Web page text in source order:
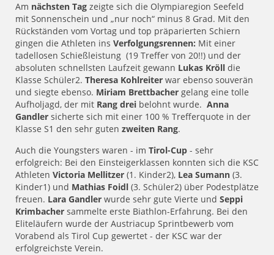
Am nächsten Tag zeigte sich die Olympiaregion Seefeld
mit Sonnenschein und „nur noch“ minus 8 Grad. Mit den
Rückständen vom Vortag und top präparierten Schiern
gingen die Athleten ins Verfolgungsrennen: Mit einer
tadellosen Schießleistung (19 Treffer von 20!!) und der
absoluten schnellsten Laufzeit gewann Lukas Kröll die
Klasse Schüler2. Theresa Kohlreiter war ebenso souverän
und siegte ebenso. Miriam Brettbacher gelang eine tolle
Aufholjagd, der mit Rang drei belohnt wurde. Anna
Gandler sicherte sich mit einer 100 % Trefferquote in der
Klasse S1 den sehr guten zweiten Rang.
Auch die Youngsters waren - im Tirol-Cup - sehr
erfolgreich: Bei den Einsteigerklassen konnten sich die KSC
Athleten Victoria Mellitzer (1. Kinder2), Lea Sumann (3.
Kinder1) und Mathias Foidl (3. Schüler2) über Podestplätze
freuen. Lara Gandler wurde sehr gute Vierte und Seppi
Krimbacher sammelte erste Biathlon-Erfahrung. Bei den
Eliteläufern wurde der Austriacup Sprintbewerb vom
Vorabend als Tirol Cup gewertet - der KSC war der
erfolgreichste Verein.